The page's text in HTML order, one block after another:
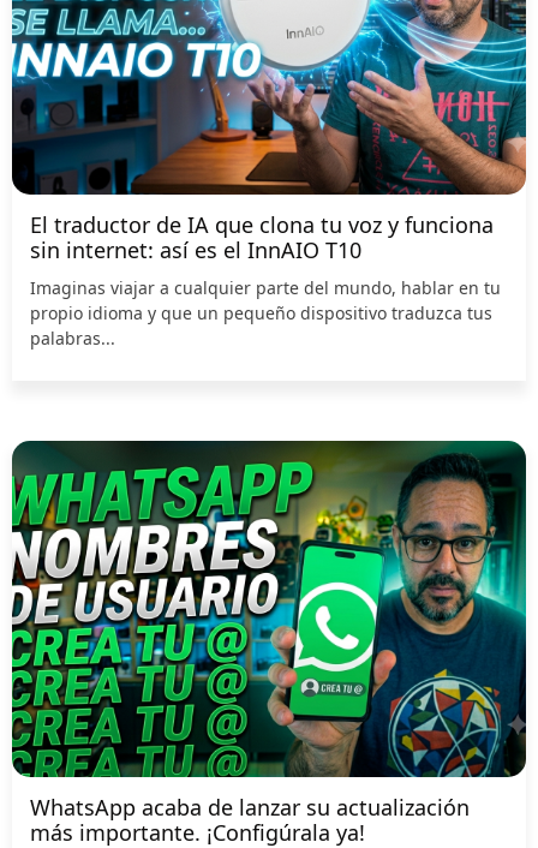
El traductor de IA que clona tu voz y funciona
sin internet: así es el InnAIO T10
Imaginas viajar a cualquier parte del mundo, hablar en tu
propio idioma y que un pequeño dispositivo traduzca tus
palabras...
WhatsApp acaba de lanzar su actualización
más importante. ¡Configúrala ya!